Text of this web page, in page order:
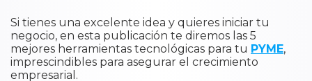
Si tienes una excelente idea y quieres iniciar tu
negocio, en esta publicación te diremos las 5
mejores herramientas tecnológicas para tu PYME,
imprescindibles para asegurar el crecimiento
empresarial.